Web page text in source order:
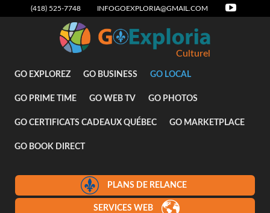
(418) 525-7748 INFOGOEXPLORIA@GMAIL.COM
Culturel
GO EXPLOREZ GO BUSINESS GO LOCAL
GO PRIME TIME GO WEB TV GO PHOTOS
GO CERTIFICATS CADEAUX QUÉBEC GO MARKETPLACE
GO BOOK DIRECT
PLANS DE RELANCE
SERVICES WEB